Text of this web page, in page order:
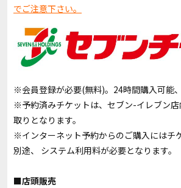
でご注意下さい。
※会員登録が必要(無料)。24時間購入可能
※予約済みチケットは、セブン-イレブン
取りとなります。
※インターネット予約からのご購入にはチ
別途、 システム利用料が必要となります。
■店頭販売